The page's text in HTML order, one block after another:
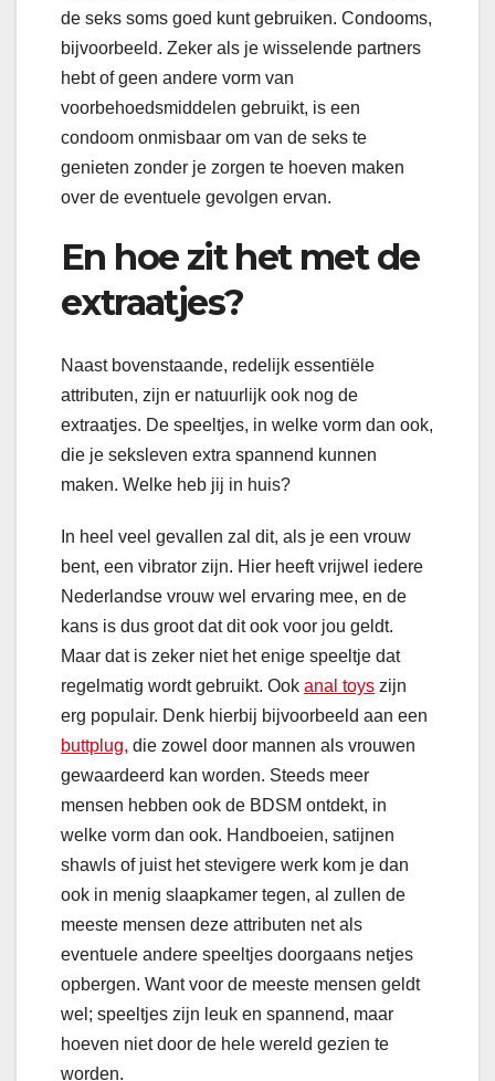
de seks soms goed kunt gebruiken. Condooms,
bijvoorbeeld. Zeker als je wisselende partners
hebt of geen andere vorm van
voorbehoedsmiddelen gebruikt, is een
condoom onmisbaar om van de seks te
genieten zonder je zorgen te hoeven maken
over de eventuele gevolgen ervan.
En hoe zit het met de
extraatjes?
Naast bovenstaande, redelijk essentiële
attributen, zijn er natuurlijk ook nog de
extraatjes. De speeltjes, in welke vorm dan ook,
die je seksleven extra spannend kunnen
maken. Welke heb jij in huis?
In heel veel gevallen zal dit, als je een vrouw
bent, een vibrator zijn. Hier heeft vrijwel iedere
Nederlandse vrouw wel ervaring mee, en de
kans is dus groot dat dit ook voor jou geldt.
Maar dat is zeker niet het enige speeltje dat
regelmatig wordt gebruikt. Ook anal toys zijn
erg populair. Denk hierbij bijvoorbeeld aan een
buttplug, die zowel door mannen als vrouwen
gewaardeerd kan worden. Steeds meer
mensen hebben ook de BDSM ontdekt, in
welke vorm dan ook. Handboeien, satijnen
shawls of juist het stevigere werk kom je dan
ook in menig slaapkamer tegen, al zullen de
meeste mensen deze attributen net als
eventuele andere speeltjes doorgaans netjes
opbergen. Want voor de meeste mensen geldt
wel; speeltjes zijn leuk en spannend, maar
hoeven niet door de hele wereld gezien te
worden.